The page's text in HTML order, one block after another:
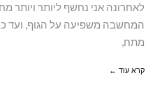
לאחרונה אני נחשף ליותר
המחשבה משפיעה על הגוף, ועד
מתח,
קרא עוד ←